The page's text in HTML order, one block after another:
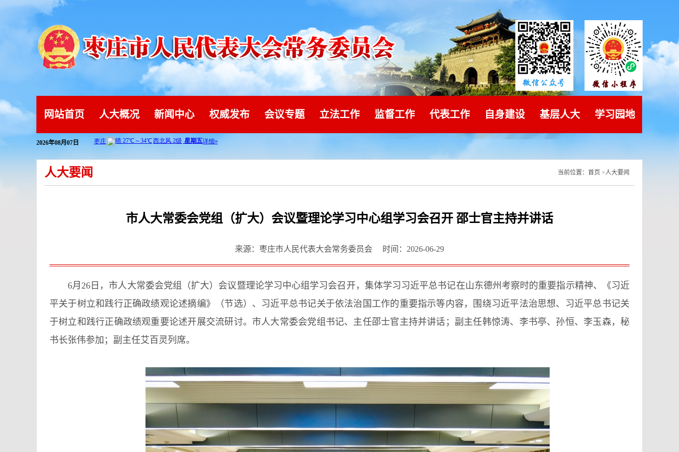
网站首页 人大概况 新闻中心 权威发布 会议专题 立法工作 监督工作 代表工作 自身建设 基层人大 学习园地
2026年08月07日
人大要闻 当前位置： 首页 >人大要闻
市人大常委会党组（扩大）会议暨理论学习中心组学习会召开 邵士官主持并讲话
来源：枣庄市人民代表大会常务委员会 时间：2026-06-29
6月26日，市人大常委会党组（扩大）会议暨理论学习中心组学习会召开，集体学习习近平总书记在山东德州考察时的重要指示精神、《习近
平关于树立和践行正确政绩观论述摘编》（节选）、习近平总书记关于依法治国工作的重要指示等内容，围绕习近平法治思想、习近平总书记关
于树立和践行正确政绩观重要论述开展交流研讨。市人大常委会党组书记、主任邵士官主持并讲话；副主任韩惊涛、李书亭、孙恒、李玉森，秘
书长张伟参加；副主任艾百灵列席。